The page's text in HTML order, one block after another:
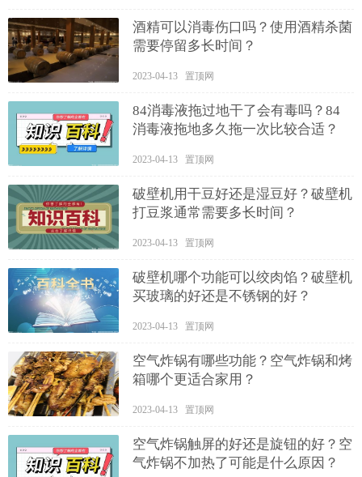
酒精可以消毒伤口吗？使用酒精杀菌
需要停留多长时间？
2023-04-13 置顶网
84消毒液拖过地干了会有毒吗？84
消毒液拖地多久拖一次比较合适？
2023-04-13 置顶网
破壁机用干豆好还是湿豆好？破壁机
打豆浆通常需要多长时间？
2023-04-13 置顶网
破壁机哪个功能可以绞肉馅？破壁机
买玻璃的好还是不锈钢的好？
2023-04-13 置顶网
空气炸锅有哪些功能？空气炸锅和烤
箱哪个更适合家用？
2023-04-13 置顶网
空气炸锅触屏的好还是旋钮的好？空
气炸锅不加热了可能是什么原因？